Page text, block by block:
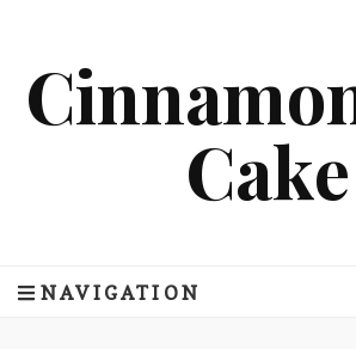
Cake
NAVIGATION